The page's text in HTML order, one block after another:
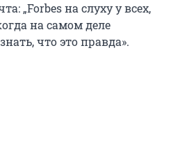
„Forbes на слуху у всех,
на самом деле
что это правда».